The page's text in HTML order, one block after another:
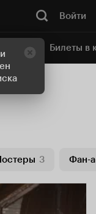
Войти
Билеты в
3 Фан-